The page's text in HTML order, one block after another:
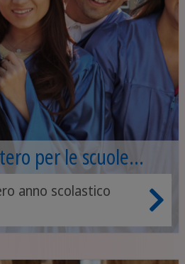
per le scuole
anno scolastico